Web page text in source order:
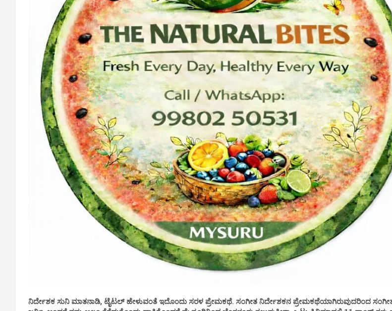
ನಿರ್ದೇಶಕ ಸುನಿ ಮಾತನಾಡಿ, ಟೈಟಲ್ ಹೇಳುವಂತೆ ಇದೊಂದು ಸರಳ ಪ್ರೇಮಕಥೆ. ಸಂಗೀತ ನಿರ್ದೇಶಕನ ಪ್ರೇಮಕಥೆಯಾಗಿರುವುದರಿಂದ